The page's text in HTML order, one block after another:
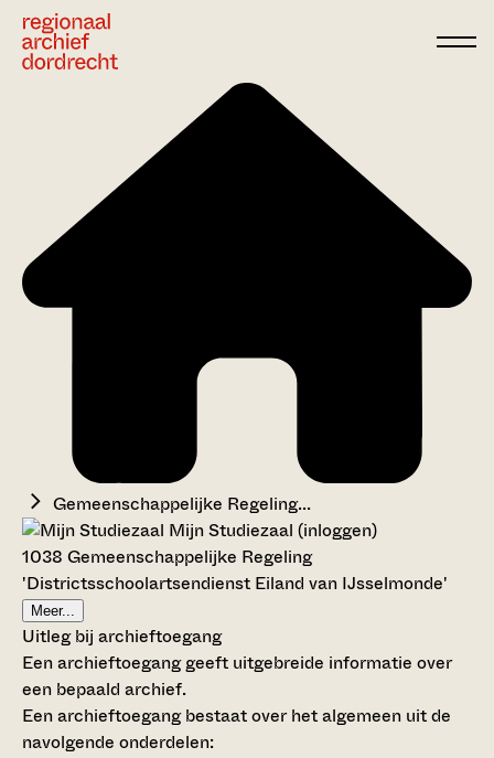
Gemeenschappelijke Regeling...
Mijn Studiezaal (inloggen)
1038 Gemeenschappelijke Regeling
'Districtsschoolartsendienst Eiland van IJsselmonde'
Meer...
Uitleg bij archieftoegang
Een archieftoegang geeft uitgebreide informatie over
een bepaald archief.
Een archieftoegang bestaat over het algemeen uit de
navolgende onderdelen: